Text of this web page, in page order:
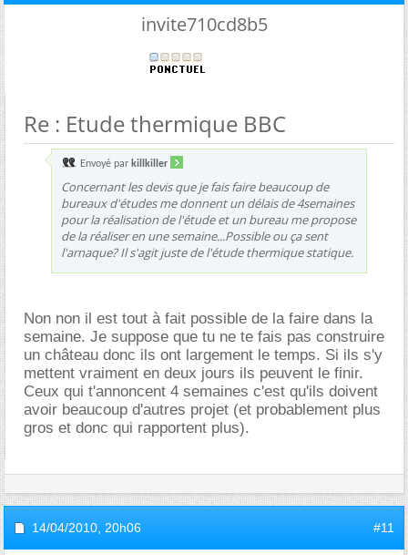
invite710cd8b5
Re : Etude thermique BBC
Envoyé par killkiller
Concernant les devis que je fais faire beaucoup de
bureaux d'études me donnent un délais de 4semaines
pour la réalisation de l'étude et un bureau me propose
de la réaliser en une semaine...Possible ou ça sent
l'arnaque? Il s'agit juste de l'étude thermique statique.
Non non il est tout à fait possible de la faire dans la
semaine. Je suppose que tu ne te fais pas construire
un château donc ils ont largement le temps. Si ils s'y
mettent vraiment en deux jours ils peuvent le finir.
Ceux qui t'annoncent 4 semaines c'est qu'ils doivent
avoir beaucoup d'autres projet (et probablement plus
gros et donc qui rapportent plus).
14/04/2010, 20h06 #11